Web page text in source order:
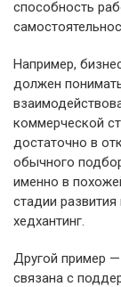
способность
Например,
должен
коммерческой
достаточно в
обычного
именно в
стадии
хедхантинг.
Другой пример —
связана с